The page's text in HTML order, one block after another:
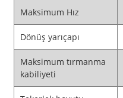
Maksimum Hız
Dönüş yarıçapı
Maksimum tırmanma
kabiliyeti